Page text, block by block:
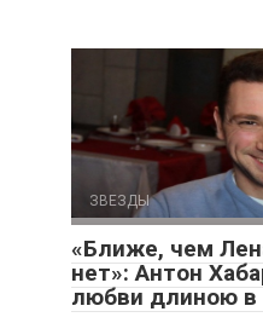
ЗВЕЗДЫ
«Ближе, чем
нет»: Антон
любви длиною в